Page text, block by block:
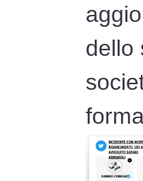
dello